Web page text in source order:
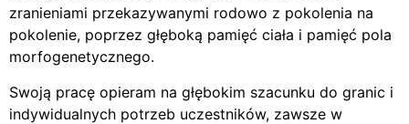
zranieniami przekazywanymi rodowo z pokolenia na
pokolenie, poprzez głęboką pamięć ciała i pamięć pola
morfogenetycznego.
Swoją pracę opieram na głębokim szacunku do granic i
indywidualnych potrzeb uczestników, zawsze w